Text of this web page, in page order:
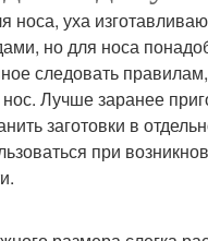
носа, уха
но для носа
следовать
Лучше заранее
заготовки в
при